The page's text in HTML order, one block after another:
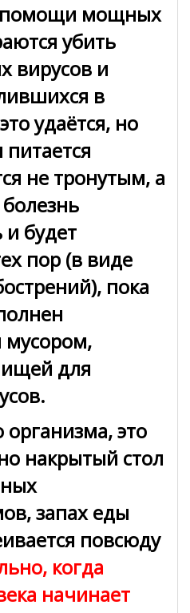
помощи мощных
убить
вирусов и
в
удаётся, но
не тронутым, а
и будет
пор (в виде
пока
мусором,
для
это
накрытый стол
запах еды
повсюду
когда
начинает